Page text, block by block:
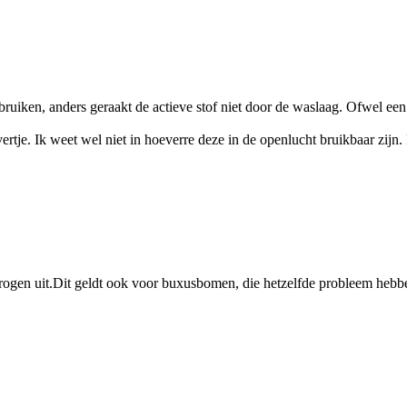
anders geraakt de actieve stof niet door de waslaag. Ofwel
Ik weet wel niet in hoeverre deze in de openlucht bruikbaar
uit.Dit geldt ook voor buxusbomen, die hetzelfde probleem